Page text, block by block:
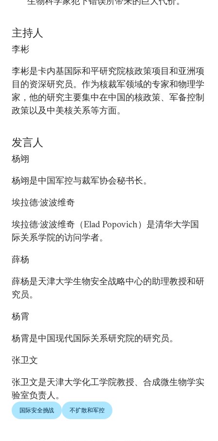
主持人
李彬
李彬是卡内基国际和平研究院核政策项目和亚洲项
目的资深研究员。作为核裁军领域的专家和物理学
家，他的研究主要集中在中国的核政策、军备控制
政策以及中美核关系等方面。
发言人
杨翊
杨翊是中国军控与裁军协会秘书长。
埃拉德·波波维奇
埃拉德·波波维奇（Elad Popovich）是清华大学国
际关系学院的访问学者。
薛杨
薛杨是天津大学生物安全战略中心的助理教授和研
究员。
杨霄
杨霄是中国现代国际关系研究院的研究员。
张卫文
张卫文是天津大学化工学院教授、合成微生物学实
验室负责人。
国际安全挑战 不扩散和军控